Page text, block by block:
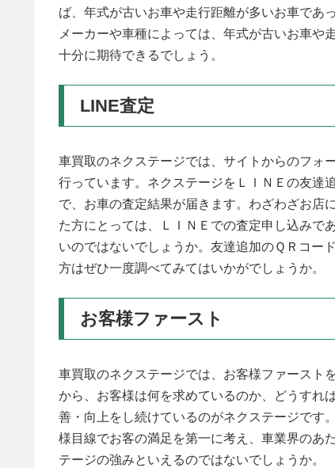
ば、年式が古いお車や走行距離が多いお車であ
メーカーや車種によっては、年式が古いお車や
十分に期待できるでしょう。
LINE査定
車買取のネクステージでは、サイトからのフォ
行っています。ネクステージをＬＩＮＥの友達
で、お車の査定結果が届きます。わざわざお店
た方にとっては、ＬＩＮＥでの査定申し込みで
いのではないでしょうか。友達追加のＱＲコー
方はぜひ一度調べてみてはいかがでしょうか。
お客様ファースト
車買取のネクステージでは、お客様ファースト
から、お客様は何を求めているのか、どうすれ
善・向上をし続けているのがネクステージです
様目線でお客の満足を第一に考え、車業界のあ
テージの強みといえるのではないでしょうか。